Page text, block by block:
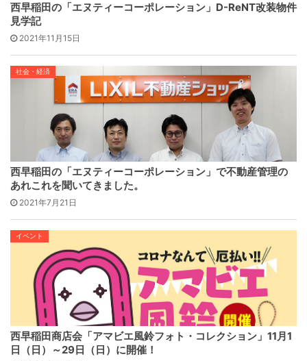
西早稲田の「エヌティーコーポレーション」D-ReNT改装物件
見学記
2021年11月15日
社会・経済
西早稲田の「エヌティーコーポレーション」で不動産管理の
あれこれを聞いてきました。
2021年7月21日
イベント
西早稲田商店会「アマビエ風鈴フォト・コレクション」11月1
日（日）～29日（日）に開催！